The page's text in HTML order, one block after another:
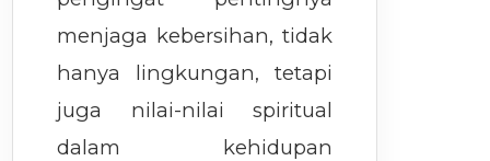
menjaga kebersihan, tidak
hanya lingkungan, tetapi
juga nilai-nilai spiritual
dalam kehidupan